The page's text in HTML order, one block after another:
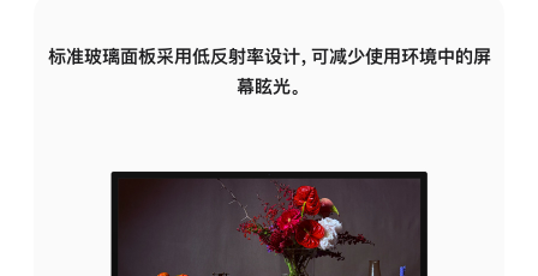
标准玻璃面板采用低反射率设计，可减少使用环境中的屏
幕眩光。